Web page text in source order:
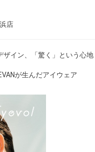
店
ザイン、「驚く」という心地
が生んだアイウェア